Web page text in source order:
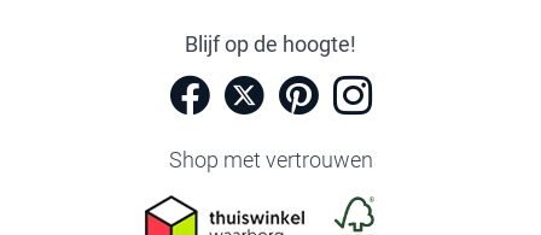
Blijf op de hoogte!
Shop met vertrouwen